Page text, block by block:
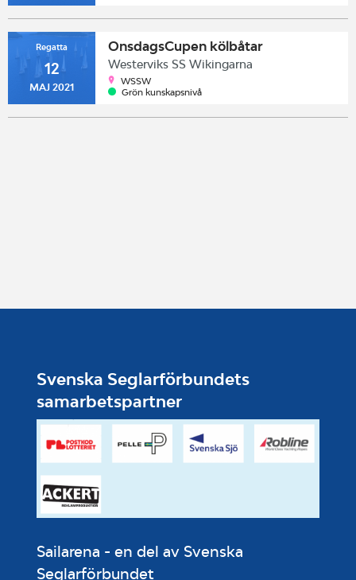
Regatta
12
MAJ 2021
OnsdagsCupen kölbåtar
Westerviks SS Wikingarna
WSSW
Grön kunskapsnivå
Svenska Seglarförbundets
samarbetspartner
Sailarena - en del av Svenska
Seglarförbundet